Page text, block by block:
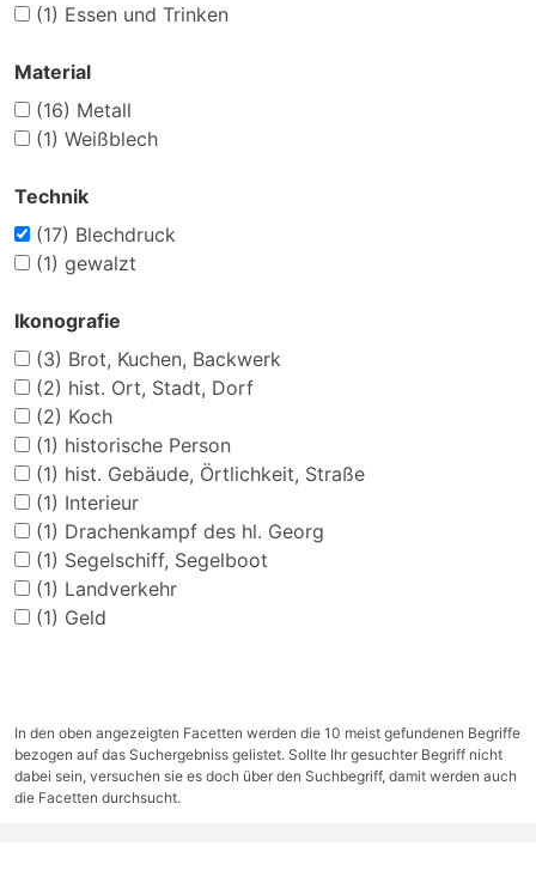
(1) Essen und Trinken
Material
(16) Metall
(1) Weißblech
Technik
(17) Blechdruck
(1) gewalzt
Ikonografie
(3) Brot, Kuchen, Backwerk
(2) hist. Ort, Stadt, Dorf
(2) Koch
(1) historische Person
(1) hist. Gebäude, Örtlichkeit, Straße
(1) Interieur
(1) Drachenkampf des hl. Georg
(1) Segelschiff, Segelboot
(1) Landverkehr
(1) Geld
In den oben angezeigten Facetten werden die 10 meist gefundenen Begriffe
bezogen auf das Suchergebniss gelistet. Sollte Ihr gesuchter Begriff nicht
dabei sein, versuchen sie es doch über den Suchbegriff, damit werden auch
die Facetten durchsucht.